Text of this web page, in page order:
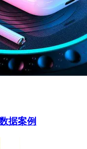
据案例